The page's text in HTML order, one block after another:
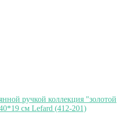
ручкой коллекция "золотой
см Lefard (412-201)